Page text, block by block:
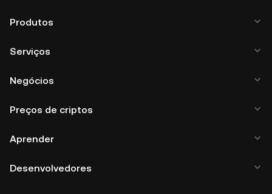
Produtos
Serviços
Negócios
Preços de criptos
Aprender
Desenvolvedores